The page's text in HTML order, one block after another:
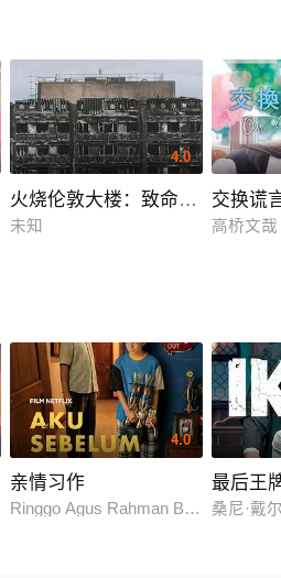
Louw Venter
4.0
火烧伦敦大楼：致命真相
未知
交换谎
高桥文
·德莱昂
4.0
亲情习作
Ringgo Agus Rahman Bima Sena
最后王
桑尼·戴